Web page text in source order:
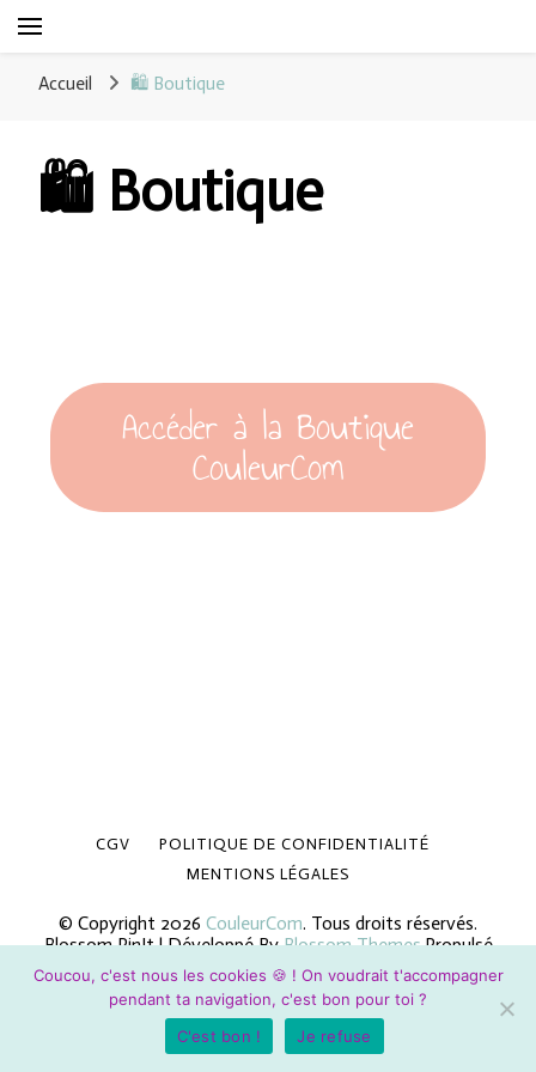
Accueil 🛍 Boutique
🛍 Boutique
Accéder à la Boutique
CouleurCom
© Copyright 2026 CouleurCom. Tous droits réservés.
Blossom PinIt | Développé ByBlossom Themes.Propulsé
parWordPress. Politique de confidentialité
CGV
POLITIQUE DE CONFIDENTIALITÉ
MENTIONS LÉGALES
Coucou, c'est nous les cookies 🍪 ! On voudrait t'accompagner
pendant ta navigation, c'est bon pour toi ?
C'est bon !
Je refuse